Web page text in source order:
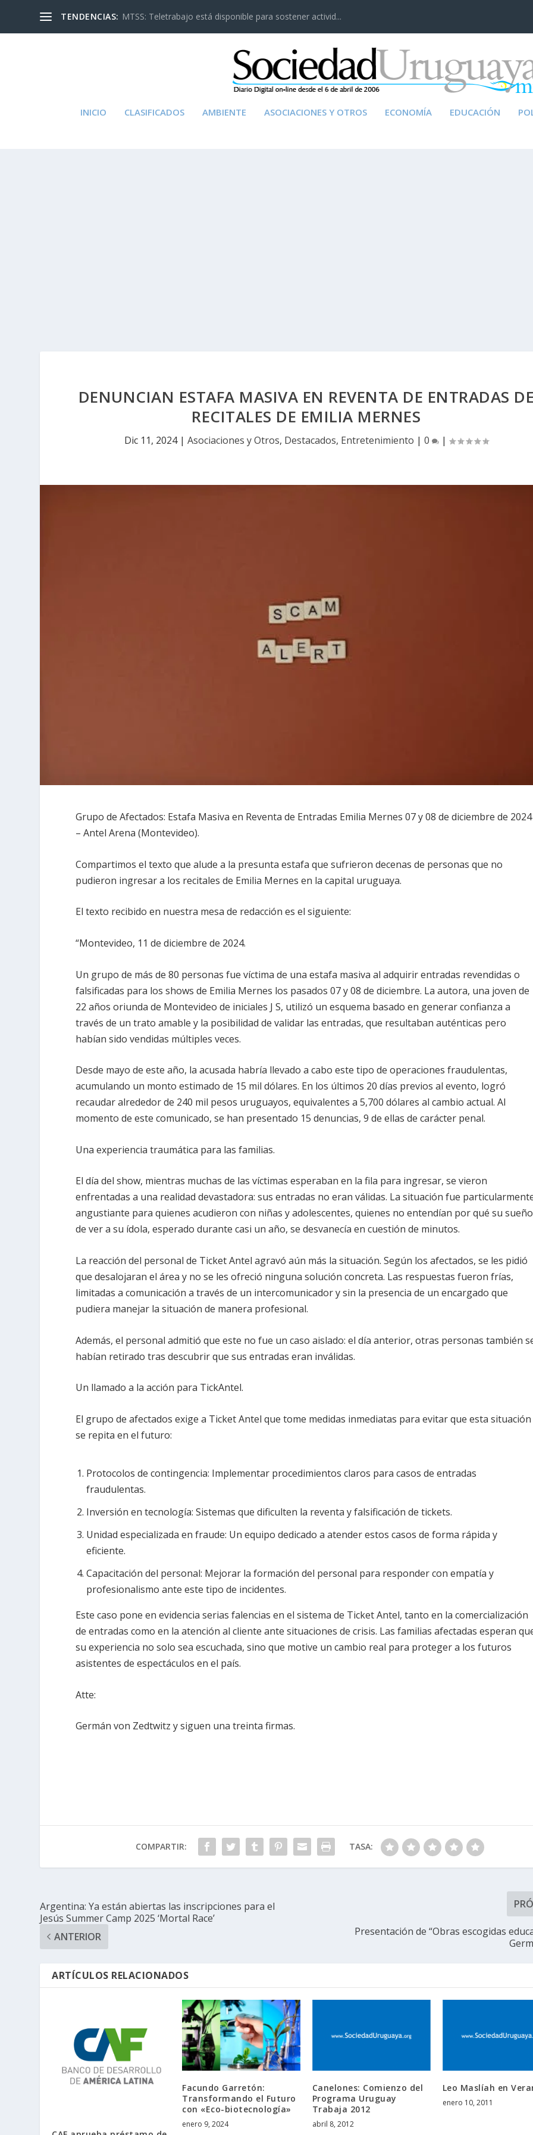
TENDENCIAS: MTSS: Teletrabajo está disponible para sostener activid...
INICIO CLASIFICADOS AMBIENTE ASOCIACIONES Y OTROS ECONOMÍA EDUCACIÓN
DENUNCIAN ESTAFA MASIVA EN REVENTA DE ENTRADAS
RECITALES DE EMILIA MERNES
Dic 11, 2024| Asociaciones y Otros, Destacados, Entretenimiento | 0 |
Grupo de Afectados: Estafa Masiva en Reventa de Entradas Emilia Mernes 07 y 08 de diciembre de 2024
– Antel Arena (Montevideo).
Compartimos el texto que alude a la presunta estafa que sufrieron decenas de personas que no
pudieron ingresar a los recitales de Emilia Mernes en la capital uruguaya.
El texto recibido en nuestra mesa de redacción es el siguiente:
“Montevideo, 11 de diciembre de 2024.
Un grupo de más de 80 personas fue víctima de una estafa masiva al adquirir entradas revendidas o
falsificadas para los shows de Emilia Mernes los pasados 07 y 08 de diciembre. La autora, una joven de
22 años oriunda de Montevideo de iniciales J S, utilizó un esquema basado en generar confianza a
través de un trato amable y la posibilidad de validar las entradas, que resultaban auténticas pero
habían sido vendidas múltiples veces.
Desde mayo de este año, la acusada habría llevado a cabo este tipo de operaciones fraudulentas,
acumulando un monto estimado de 15 mil dólares. En los últimos 20 días previos al evento, logró
recaudar alrededor de 240 mil pesos uruguayos, equivalentes a 5,700 dólares al cambio actual. Al
momento de este comunicado, se han presentado 15 denuncias, 9 de ellas de carácter penal.
Una experiencia traumática para las familias.
El día del show, mientras muchas de las víctimas esperaban en la fila para ingresar, se vieron
enfrentadas a una realidad devastadora: sus entradas no eran válidas. La situación fue
angustiante para quienes acudieron con niñas y adolescentes, quienes no entendían por qué su sueño
de ver a su ídola, esperado durante casi un año, se desvanecía en cuestión de minutos.
La reacción del personal de Ticket Antel agravó aún más la situación. Según los afectados, se les pidió
que desalojaran el área y no se les ofreció ninguna solución concreta. Las respuestas fueron frías,
limitadas a comunicación a través de un intercomunicador y sin la presencia de un encargado que
pudiera manejar la situación de manera profesional.
Además, el personal admitió que este no fue un caso aislado: el día anterior, otras personas también
habían retirado tras descubrir que sus entradas eran inválidas.
Un llamado a la acción para TickAntel.
El grupo de afectados exige a Ticket Antel que tome medidas inmediatas para evitar que esta situación
se repita en el futuro:
Protocolos de contingencia: Implementar procedimientos claros para casos de entradas
fraudulentas.
Inversión en tecnología: Sistemas que dificulten la reventa y falsificación de tickets.
Unidad especializada en fraude: Un equipo dedicado a atender estos casos de forma rápida y
eficiente.
Capacitación del personal: Mejorar la formación del personal para responder con empatía y
profesionalismo ante este tipo de incidentes.
Este caso pone en evidencia serias falencias en el sistema de Ticket Antel, tanto en la comercialización
de entradas como en la atención al cliente ante situaciones de crisis. Las familias afectadas esperan
su experiencia no solo sea escuchada, sino que motive un cambio real para proteger a los futuros
asistentes de espectáculos en el país.
Atte:
Germán von Zedtwitz y siguen una treinta firmas.
COMPARTIR: TASA:
Argentina: Ya están abiertas las inscripciones para el
Jesús Summer Camp 2025 ‘Mortal Race’
ANTERIOR
Presentación de “Obras escogidas
ARTÍCULOS RELACIONADOS
Facundo Garretón:
Transformando el Futuro
con «Eco-biotecnología»
enero 9, 2024
Canelones: Comienzo del
Programa Uruguay
Trabaja 2012
abril 8, 2012
Leo Maslíah en
enero 10, 2011